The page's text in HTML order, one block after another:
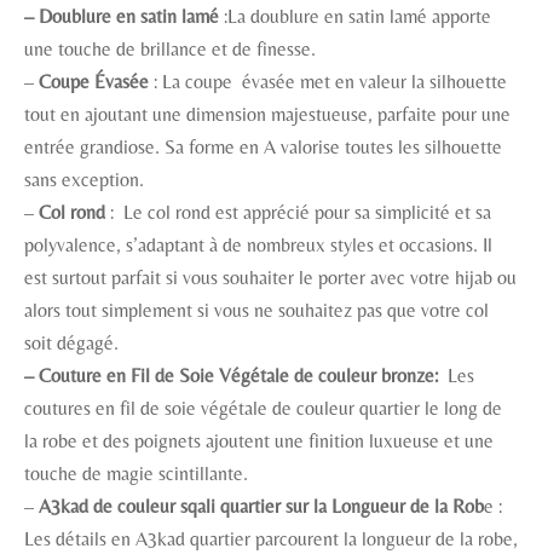
– Doublure en satin lamé :La doublure en satin lamé apporte
une touche de brillance et de finesse.
– Coupe Évasée : La coupe évasée met en valeur la silhouette
tout en ajoutant une dimension majestueuse, parfaite pour une
entrée grandiose. Sa forme en A valorise toutes les silhouette
sans exception.
– Col rond : Le col rond est apprécié pour sa simplicité et sa
polyvalence, s’adaptant à de nombreux styles et occasions. Il
est surtout parfait si vous souhaiter le porter avec votre hijab ou
alors tout simplement si vous ne souhaitez pas que votre col
soit dégagé.
– Couture en Fil de Soie Végétale de couleur bronze: Les
coutures en fil de soie végétale de couleur quartier le long de
la robe et des poignets ajoutent une finition luxueuse et une
touche de magie scintillante.
– A3kad de couleur sqali quartier sur la Longueur de la Robe :
Les détails en A3kad quartier parcourent la longueur de la robe,